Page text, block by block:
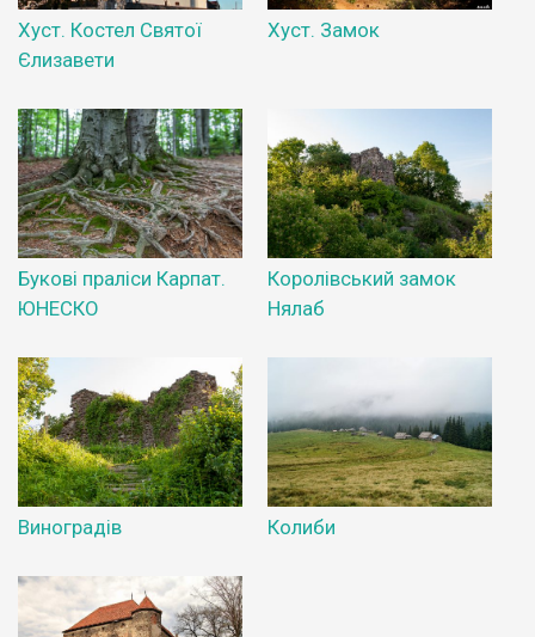
Хуст. Костел Святої
Єлизавети
Хуст. Замок
Букові праліси Карпат.
ЮНЕСКО
Королівський замок
Нялаб
Виноградів Колиби